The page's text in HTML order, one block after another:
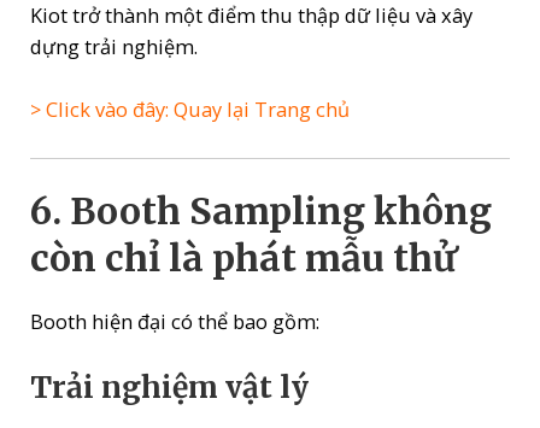
Kiot trở thành một điểm thu thập dữ liệu và xây
dựng trải nghiệm.
> Click vào đây: Quay lại Trang chủ
6. Booth Sampling không
còn chỉ là phát mẫu thử
Booth hiện đại có thể bao gồm:
Trải nghiệm vật lý